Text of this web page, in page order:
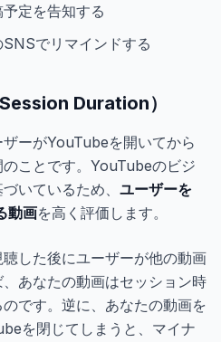
定を告知する
でリマインドする
Duration）
ーがYouTubeを開いてから
ことです。YouTubeのビジ
いているため、 ユーザーを
動画を高く評価します。
した後にユーザーが他の動画
あなたの動画はセッション時
です。逆に、あなたの動画を
を閉じてしまうと、マイナ